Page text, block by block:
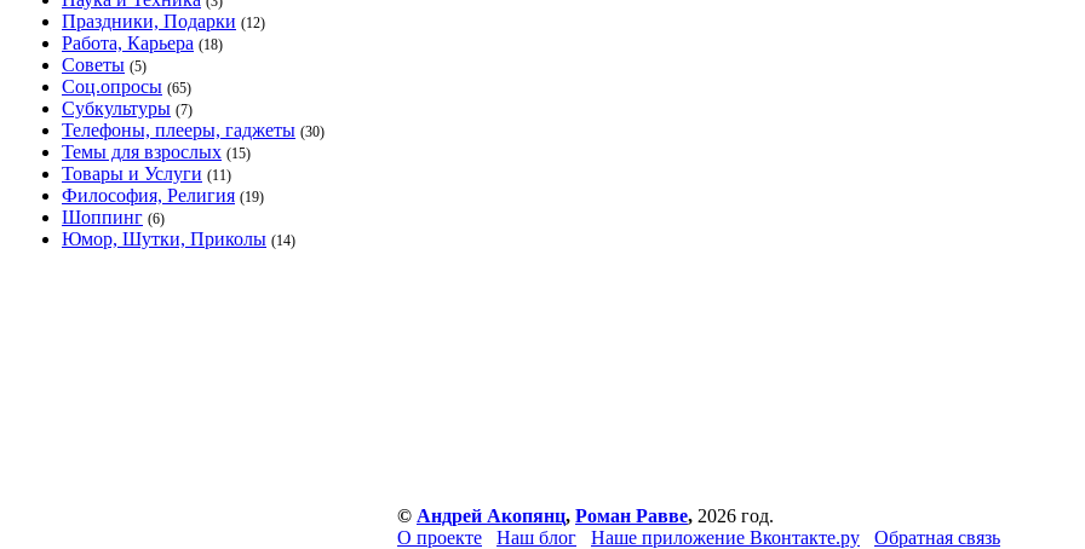
Праздники, Подарки (12)
Работа, Карьера (18)
Советы (5)
Соц.опросы (65)
Субкультуры (7)
Телефоны, плееры, гаджеты (30)
Темы для взрослых (15)
Товары и Услуги (11)
Философия, Религия (19)
Шоппинг (6)
Юмор, Шутки, Приколы (14)
© Андрей Акопянц, Роман Равве, 2026 год.
О проекте
Наш блог Наше приложение Вконтакте.ру Обратная связь